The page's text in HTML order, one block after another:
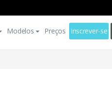
Modelos Preços Inscrever-se